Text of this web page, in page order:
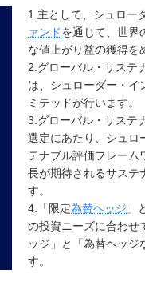
1.主として、シュロー
ァンドを通じて、世界
な値上がり益の獲得を
2.グローバル・サステ
は、シュローダー・イ
ミテッドが行います。
3.グローバル・サステ
選定にあたり、シュロ
テナブル評価フレーム
長が期待されるサステ
す。
4.「限定為替ヘッジ 」
の投資ニーズに合わせ
ッジ」と「為替ヘッジ
す。